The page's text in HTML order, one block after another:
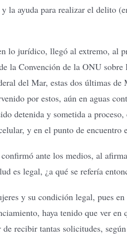
la ayuda para realizar el delito
lo jurídico, llegó al extremo, al
la Convención de la ONU
del Mar, estas dos últimas
por estos, aún en aguas
detenida y sometida a
y en el punto de encuentro
ante los medios, al
es legal, ¿a qué se refería
y su condición legal, pues en
haya tenido que ver en
recibir tantas solicitudes,